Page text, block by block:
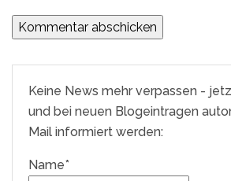
Keine News mehr verpassen -
und bei neuen Blogeintragen
Mail informiert werden:
Name*